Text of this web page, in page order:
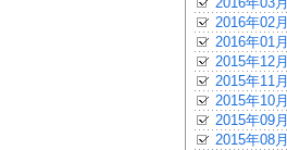
2016年02月
2016年01月
2015年12月
2015年11月
2015年10月
2015年09月
2015年08月